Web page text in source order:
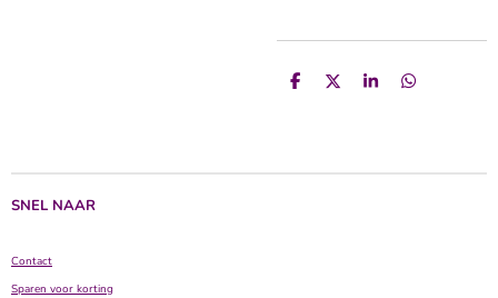
D
D
S
D
SNEL NAAR
Contact
Sparen voor korting